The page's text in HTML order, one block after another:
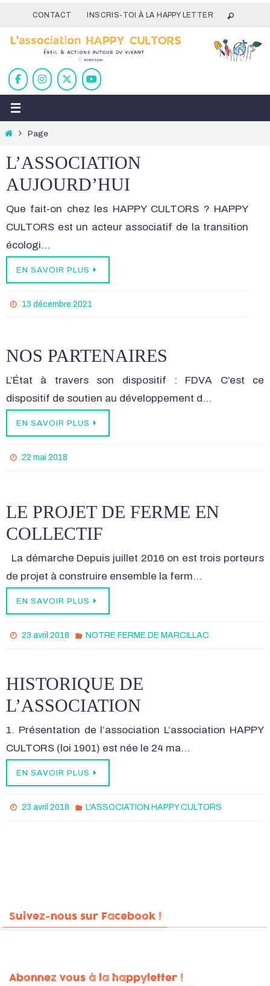
vers
contenu
CONTACT INSCRIS-TOI À LA HAPPY LETTER
HomePage
L’ASSOCIATION
AUJOURD’HUI
Que fait-on chez les HAPPY CULTORS ? HAPPY
CULTORS est un acteur associatif de la transition
écologi…
EN SAVOIR PLUS
13 décembre 2021
NOS PARTENAIRES
L’État à travers son dispositif : FDVA C’est ce
dispositif de soutien au développement d…
EN SAVOIR PLUS
22 mai 2018
LE PROJET DE FERME EN
COLLECTIF
La démarche Depuis juillet 2016 on est trois porteurs
de projet à construire ensemble la ferm…
EN SAVOIR PLUS
23 avril 2018 NOTRE FERME DE MARCILLAC
HISTORIQUE DE
L’ASSOCIATION
1. Présentation de l’association L’association HAPPY
CULTORS (loi 1901) est née le 24 ma…
EN SAVOIR PLUS
23 avril 2018 L'ASSOCIATION HAPPY CULTORS
Suivez-nous sur Facebook !
Abonnez vous à la happyletter !